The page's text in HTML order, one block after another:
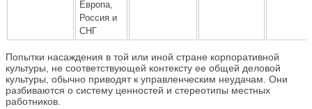
Европа,
Россия и
СНГ
Попытки насаждения в той или иной стране корпоративной
культуры, не соответствующей контексту ее общей деловой
культуры, обычно приводят к управленческим неудачам. Они
разбиваются о систему ценностей и стереотипы местных
работников.